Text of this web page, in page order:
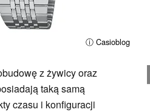
ⓘ Casioblog
z żywicy oraz
taką samą
czasu i konfiguracji